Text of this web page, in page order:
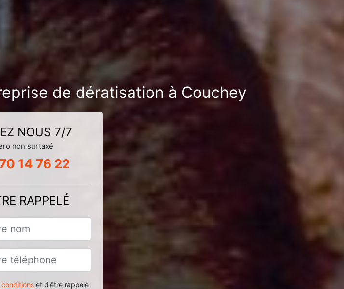
de dératisation à Couchey
NOUS 7/7
non surtaxé
14 76 22
RAPPELÉ
conditionset d'être rappelé